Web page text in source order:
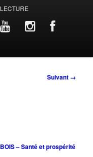
LECTURE
Suivant →
BOIS – Santé et prospérité